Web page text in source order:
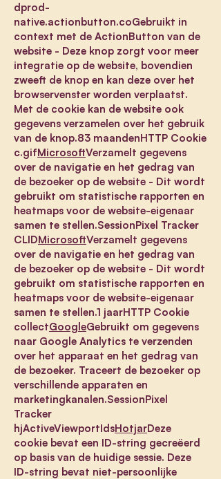
dprod-
native.actionbutton.coGebruikt in
context met de ActionButton van de
website - Deze knop zorgt voor meer
integratie op de website, bovendien
zweeft de knop en kan deze over het
browservenster worden verplaatst.
Met de cookie kan de website ook
gegevens verzamelen over het gebruik
van de knop.83 maandenHTTP Cookie
c.gifMicrosoftVerzamelt gegevens
over de navigatie en het gedrag van
de bezoeker op de website - Dit wordt
gebruikt om statistische rapporten en
heatmaps voor de website-eigenaar
samen te stellen.SessionPixel Tracker
CLIDMicrosoftVerzamelt gegevens
over de navigatie en het gedrag van
de bezoeker op de website - Dit wordt
gebruikt om statistische rapporten en
heatmaps voor de website-eigenaar
samen te stellen.1 jaarHTTP Cookie
collectGoogleGebruikt om gegevens
naar Google Analytics te verzenden
over het apparaat en het gedrag van
de bezoeker. Traceert de bezoeker op
verschillende apparaten en
marketingkanalen.SessionPixel
Tracker
hjActiveViewportIdsHotjarDeze
cookie bevat een ID-string gecreëerd
op basis van de huidige sessie. Deze
ID-string bevat niet-persoonlijke